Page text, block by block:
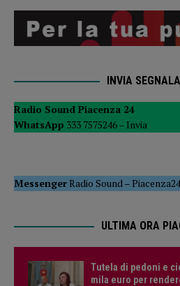
INVIA
Radio Sound Piacenza 24
WhatsApp 333 7575246 – Invia
MessengerRadio Sound –Piacenza24
ULTIMA ORA
Tutela di pedoni e
mila euro per